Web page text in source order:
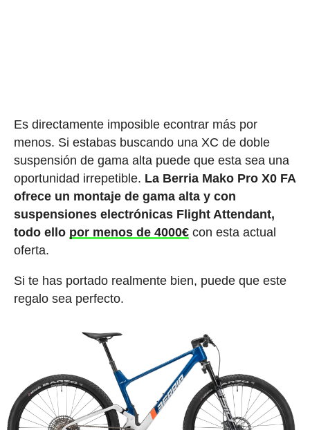
Es directamente imposible econtrar más por
menos. Si estabas buscando una XC de doble
suspensión de gama alta puede que esta sea una
oportunidad irrepetible. La Berria Mako Pro X0 FA
ofrece un montaje de gama alta y con
suspensiones electrónicas Flight Attendant,
todo ello por menos de 4000€ con esta actual
oferta.
Si te has portado realmente bien, puede que este
regalo sea perfecto.